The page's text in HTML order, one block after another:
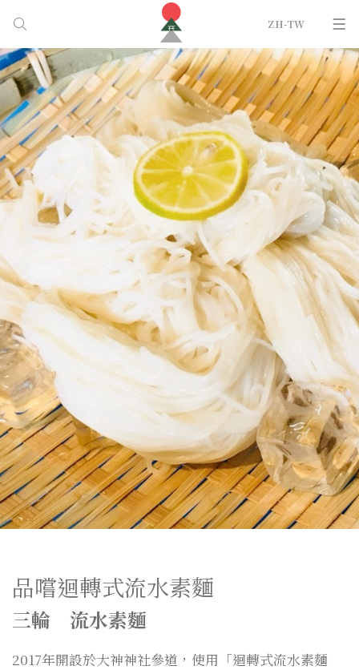
ZH-TW
品嚐迴轉式流水素麵
三輪 流水素麵
2017年開設於大神神社參道，使用「迴轉式流水素麵